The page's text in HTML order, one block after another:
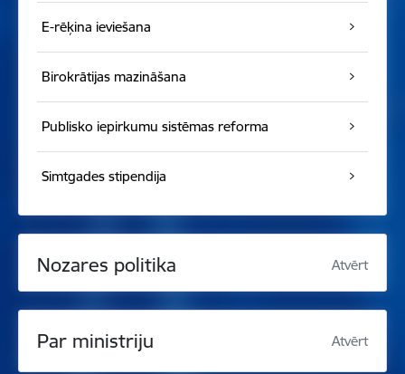
E-rēķina ieviešana
Birokrātijas mazināšana
Publisko iepirkumu sistēmas reforma
Simtgades stipendija
Nozares politika Atvērt
Par ministriju Atvērt